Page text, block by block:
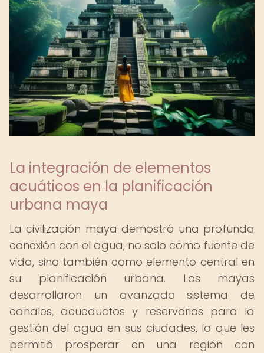
La integración de elementos
acuáticos en la planificación
urbana maya
La civilización maya demostró una profunda
conexión con el agua, no solo como fuente de
vida, sino también como elemento central en
su planificación urbana. Los mayas
desarrollaron un avanzado sistema de
canales, acueductos y reservorios para la
gestión del agua en sus ciudades, lo que les
permitió prosperar en una región con